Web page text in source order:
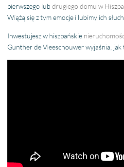
pierwszego lubdrugiego domu w
Wiążą się z tym emocje i lubimy ich
Inwestujesz w hiszpańskie
Gunther de Vleeschouwer wyjaśnia,